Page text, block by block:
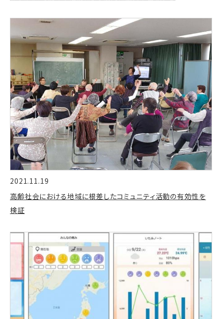
2021.11.19
高齢社会における地域に根差したコミュニティ活動の有効性を
検証